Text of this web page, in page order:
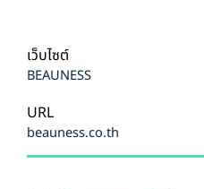
เว็บไซต์
BEAUNESS
URL
beauness.co.th